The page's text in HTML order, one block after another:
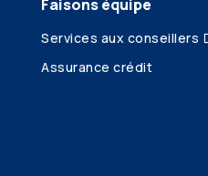
Faisons équipe
Services aux conseillers
Assurance crédit